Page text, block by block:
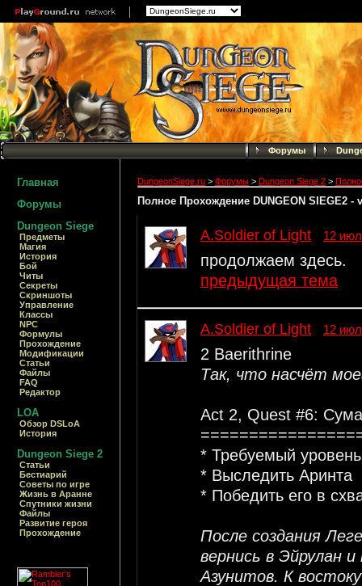
Форумы
Главная
Форумы
Dungeon Siege
Предметы
Магия
История
Бой
Читы
Секреты
Скриншоты
Управление
Классы
NPC
Формулы
Прохождение
Модификации
Статьи
Файлы
FAQ
Редактор
LOA
Обзор DSLoA
История
Dungeon Siege 2
Статьи
Бестиарий
Cоветы по игре
Жизнь в Аранне
Спутники жизни
Файлы
Развитие героя
Прохождение
DungeonSiege.ru > Форумы > Dungeon Siege 2 >
Полное Прохождение DUNGEON SIEGE2 -
A.Soldier of Light 12
продолжаем здесь.
предыдущая тема
A.Soldier of Light 12
2 Baerithrine
Так, что насчёт
Act 2, Quest #6:
* Требуемый
* Выследить Аринта
* Победить его в
После создания
вернись в Эйрулан
Азунитов. К